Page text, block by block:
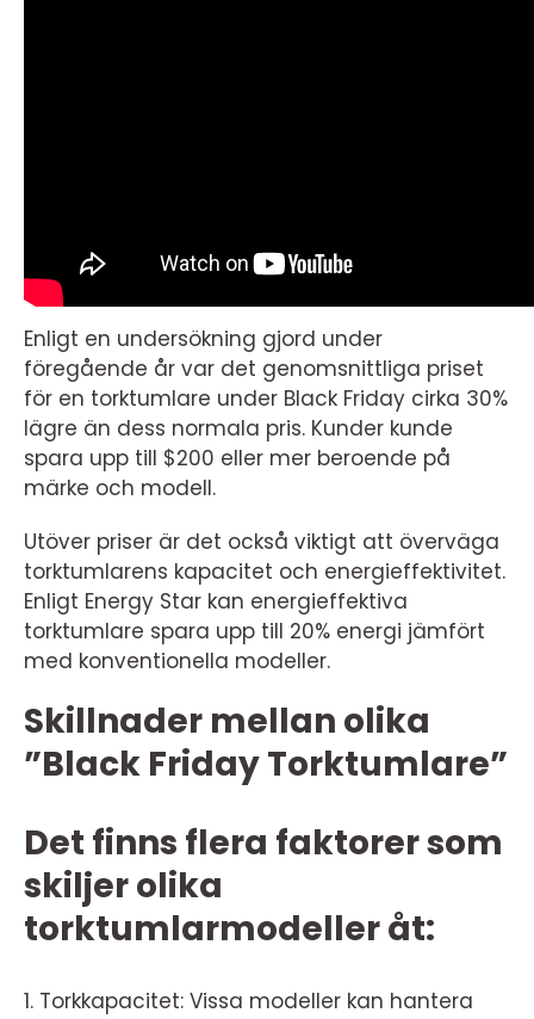
Enligt en undersökning gjord under
föregående år var det genomsnittliga priset
för en torktumlare under Black Friday cirka 30%
lägre än dess normala pris. Kunder kunde
spara upp till $200 eller mer beroende på
märke och modell.
Utöver priser är det också viktigt att överväga
torktumlarens kapacitet och energieffektivitet.
Enligt Energy Star kan energieffektiva
torktumlare spara upp till 20% energi jämfört
med konventionella modeller.
Skillnader mellan olika
”Black Friday Torktumlare”
Det finns flera faktorer som
skiljer olika
torktumlarmodeller åt:
1. Torkkapacitet: Vissa modeller kan hantera